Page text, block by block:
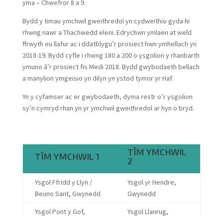
yma – Chwefror 8 a 9.
Bydd y timau ymchwil gweithredol yn cydweithio gyda hi
rhwng nawr a Thachwedd eleni. Edrychwn ymlaen at weld
ffrwyth eu llafur ac i ddatblygu’r prosiect hwn ymhellach yn
2018-19. Bydd cyfle i rhwng 180 a 200 o ysgolion y rhanbarth
ymuno â’r prosiect fis Medi 2018. Bydd gwybodaeth bellach
a manylion ymgeisio yn dilyn yn ystod tymor yr Haf.
Yn y cyfamser ac er gwybodaeth, dyma restr o’r ysgolion
sy’n cymryd rhan yn yr ymchwil gweithredol ar hyn o bryd.
TÎM YMCHWIL 1
TÎM YMCHWIL
2
Ysgol Ffridd y Llyn /
Beuno Sant, Gwynedd
Ysgol yr Hendre,
Gwynedd
Ysgol Pont y Gof,
Ysgol Llanrug,